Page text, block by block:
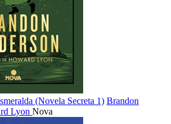
(Novela Secreta 1) Brandon
Lyon Nova